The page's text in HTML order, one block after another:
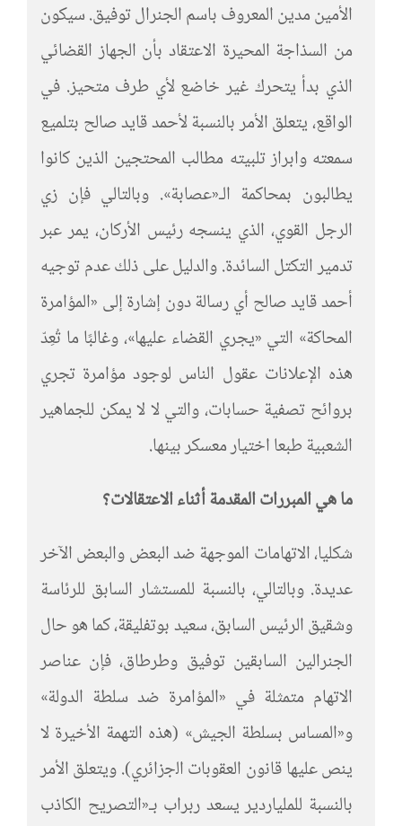
الأمين مدين المعروف باسم الجنرال توفيق. سيكون
من السذاجة المحيرة الاعتقاد بأن الجهاز القضائي
الذي بدأ يتحرك غير خاضع لأي طرف متحيز. في
الواقع، يتعلق الأمر بالنسبة لأحمد قايد صالح بتلميع
سمعته وابراز تلبيته مطالب المحتجين الذين كانوا
يطالبون بمحاكمة الـ«عصابة». وبالتالي فإن زي
الرجل القوي، الذي ينسجه رئيس الأركان، يمر عبر
تدمير التكتل السائدة. والدليل على ذلك عدم توجيه
أحمد قايد صالح أي رسالة دون إشارة إلى «المؤامرة
المحاكة» التي «يجري القضاء عليها»، وغالبًا ما تُعِدّ
هذه الإعلانات عقول الناس لوجود مؤامرة تجري
بروائح تصفية حسابات، والتي لا لا يمكن للجماهير
الشعبية طبعا اختيار معسكر بينها.
ما هي المبررات المقدمة أثناء الاعتقالات؟
شكليا، الاتهامات الموجهة ضد البعض والبعض الآخر
عديدة. وبالتالي، بالنسبة للمستشار السابق للرئاسة
وشقيق الرئيس السابق، سعيد بوتفليقة، كما هو حال
الجنرالين السابقين توفيق وطرطاق، فإن عناصر
الاتهام متمثلة في «المؤامرة ضد سلطة الدولة»
و«المساس بسلطة الجيش» (هذه التهمة الأخيرة لا
ينص عليها ﻗﺎﻧون اﻟﻌﻘوﺑﺎت اﻟﺟزاﺋري). ويتعلق الأمر
بالنسبة للملياردير يسعد ربراب بـ«التصريح الكاذب